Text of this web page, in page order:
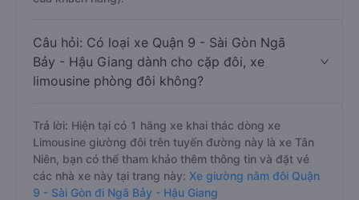
Câu hỏi: Có loại xe Quận 9 - Sài Gòn Ngã
Bảy - Hậu Giang dành cho cặp đôi, xe
limousine phòng đôi không?
Trả lời: Hiện tại có 1 hãng xe khai thác dòng xe
Limousine giường đôi trên tuyến đường này là xe Tân
Niên, bạn có thể tham khảo thêm thông tin và đặt vé
các nhà xe này tại trang này: Xe giường nằm đôi Quận
9 - Sài Gòn đi Ngã Bảy - Hậu Giang